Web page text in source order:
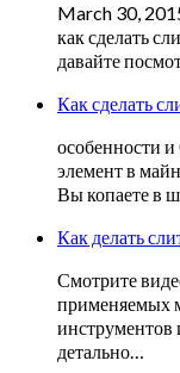
March 30,
как сделать
давайте
Как сделать
особенности
элемент в
Вы копаете в
Как делать
Смотрите
применяемых
инструментов
детально…